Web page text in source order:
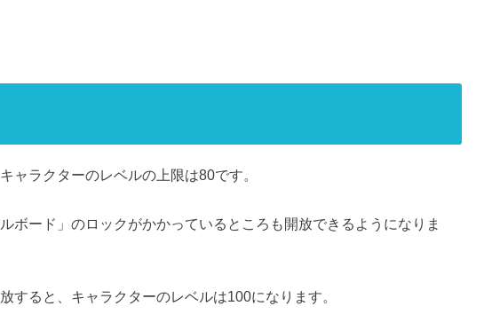
ャラクターのレベルの上限は80です。
ボード」のロックがかかっているところも開放できるようになりま
すると、キャラクターのレベルは100になります。